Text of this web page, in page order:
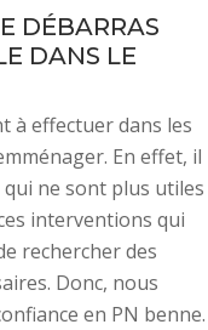
DÉBARRAS
DANS LE
à effectuer dans les
En effet, il
ne sont plus utiles
interventions qui
rechercher des
Donc, nous
en PN benne.